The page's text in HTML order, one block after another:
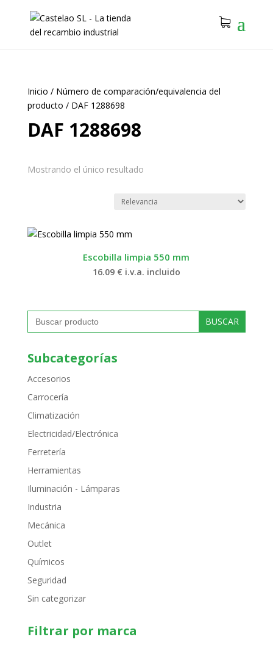
Inicio / Número de comparación/equivalencia del
producto / DAF 1288698
DAF 1288698
Mostrando el único resultado
Escobilla limpia 550 mm
16.09 € i.v.a. incluido
Buscar:
Subcategorías
Accesorios
Carrocería
Climatización
Electricidad/Electrónica
Ferretería
Herramientas
Iluminación - Lámparas
Industria
Mecánica
Outlet
Químicos
Seguridad
Sin categorizar
Filtrar por marca